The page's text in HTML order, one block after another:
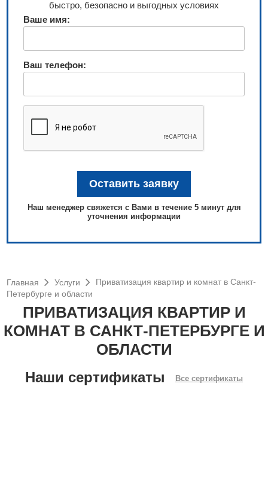
быстро, безопасно и выгодных условиях
Ваше имя:
Ваш телефон:
Наш менеджер свяжется с Вами в течение 5 минут для
уточнения информации
Главная Услуги
Приватизация квартир и комнат в Санкт-
Петербурге и области
ПРИВАТИЗАЦИЯ КВАРТИР И
КОМНАТ В САНКТ-ПЕТЕРБУРГЕ И
ОБЛАСТИ
Наши сертификаты Все сертификаты